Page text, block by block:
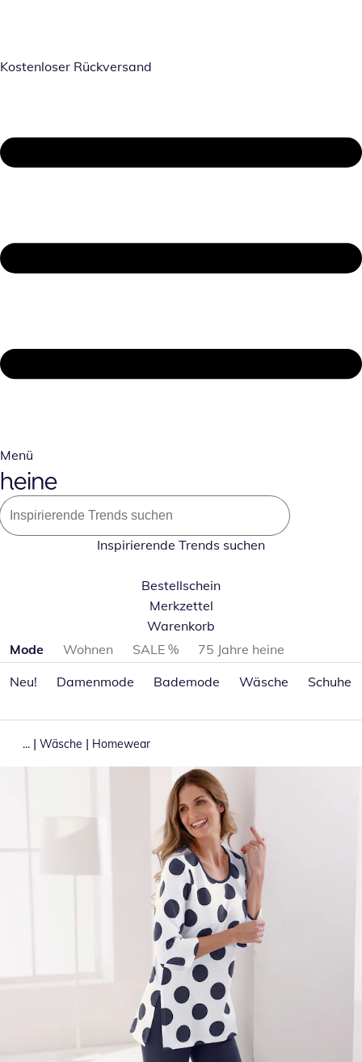
Kostenloser Rückversand
Menü
Inspirierende Trends suchen
Bestellschein
Merkzettel
Warenkorb
Produktkategorien überspringen
Mode Wohnen SALE %
75 Jahre heine
Neu!
Damenmode Bademode Wäsche Schuhe
... | Wäsche | Homewear